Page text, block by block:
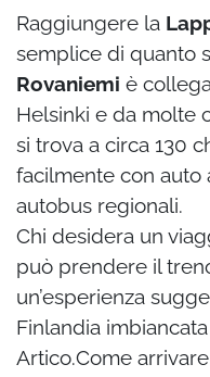
Raggiungere la
semplice di quanto
Rovaniemi è
Helsinki e da molte
si trova a circa 130
facilmente con auto
autobus regionali.
Chi desidera un
può prendere il
un’esperienza
Finlandia
Artico.Come